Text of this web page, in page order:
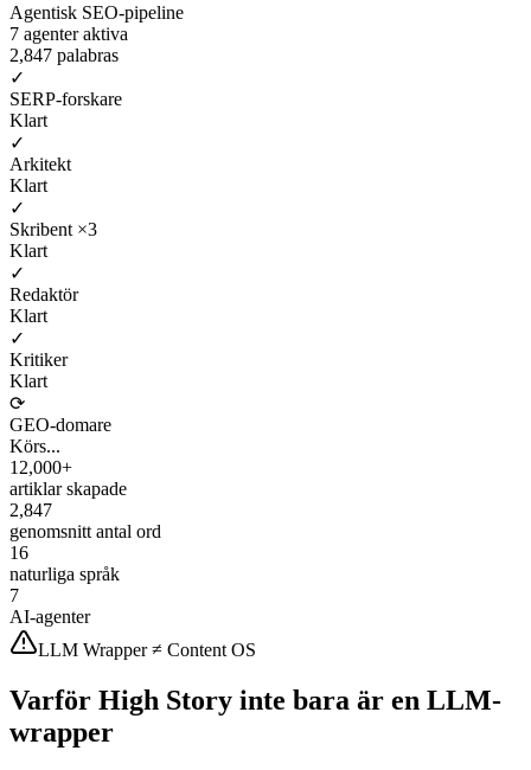
Agentisk SEO-pipeline
7 agenter aktiva
2,847 palabras
✓
SERP-forskare
Klart
✓
Arkitekt
Klart
✓
Skribent ×3
Klart
✓
Redaktör
Klart
✓
Kritiker
Klart
⟳
GEO-domare
Körs...
12,000+
artiklar skapade
2,847
genomsnitt antal ord
16
naturliga språk
7
AI-agenter
LLM Wrapper ≠ Content OS
Varför High Story inte bara är en LLM-
wrapper